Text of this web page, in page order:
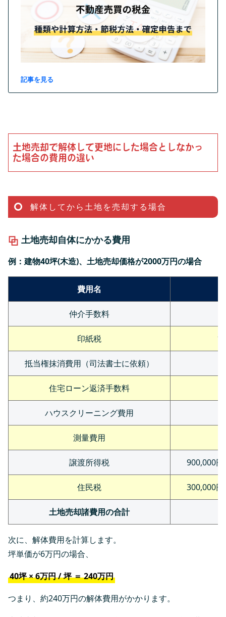
記事を見る
土地売却で解体して更地にした場合としなかっ
た場合の費用の違い
解体してから土地を売却する場合
土地売却自体にかかる費用
例：建物40坪(木造)、土地売却価格が2000万円の場合
費用名
仲介手数料
印紙税
抵当権抹消費用（司法書士に依頼）
住宅ローン返済手数料
ハウスクリーニング費用
測量費用
譲渡所得税 900,000
住民税 300,000
土地売却諸費用の合計
次に、解体費用を計算します。
坪単価が6万円の場合、
40坪 × 6万円 / 坪 ＝ 240万円
つまり、約240万円の解体費用がかかります。